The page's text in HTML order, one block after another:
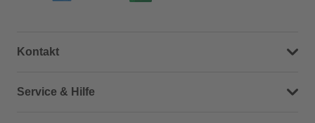
Kontakt
Dein Kontakt zu uns
Service & Hilfe